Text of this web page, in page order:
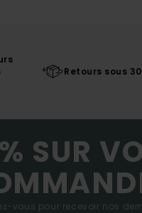
Retours sous
SUR
vous pour recevoir nos